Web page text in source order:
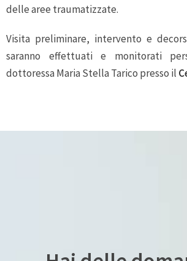
delle aree traumatizzate.
Visita preliminare, intervento e
saranno effettuati e monitorati
dottoressa Maria Stella Tarico presso il